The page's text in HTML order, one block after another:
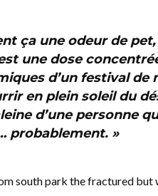
ça une odeur de
une dose
d’un festival de
en plein soleil du
d’une personne
probablement. »